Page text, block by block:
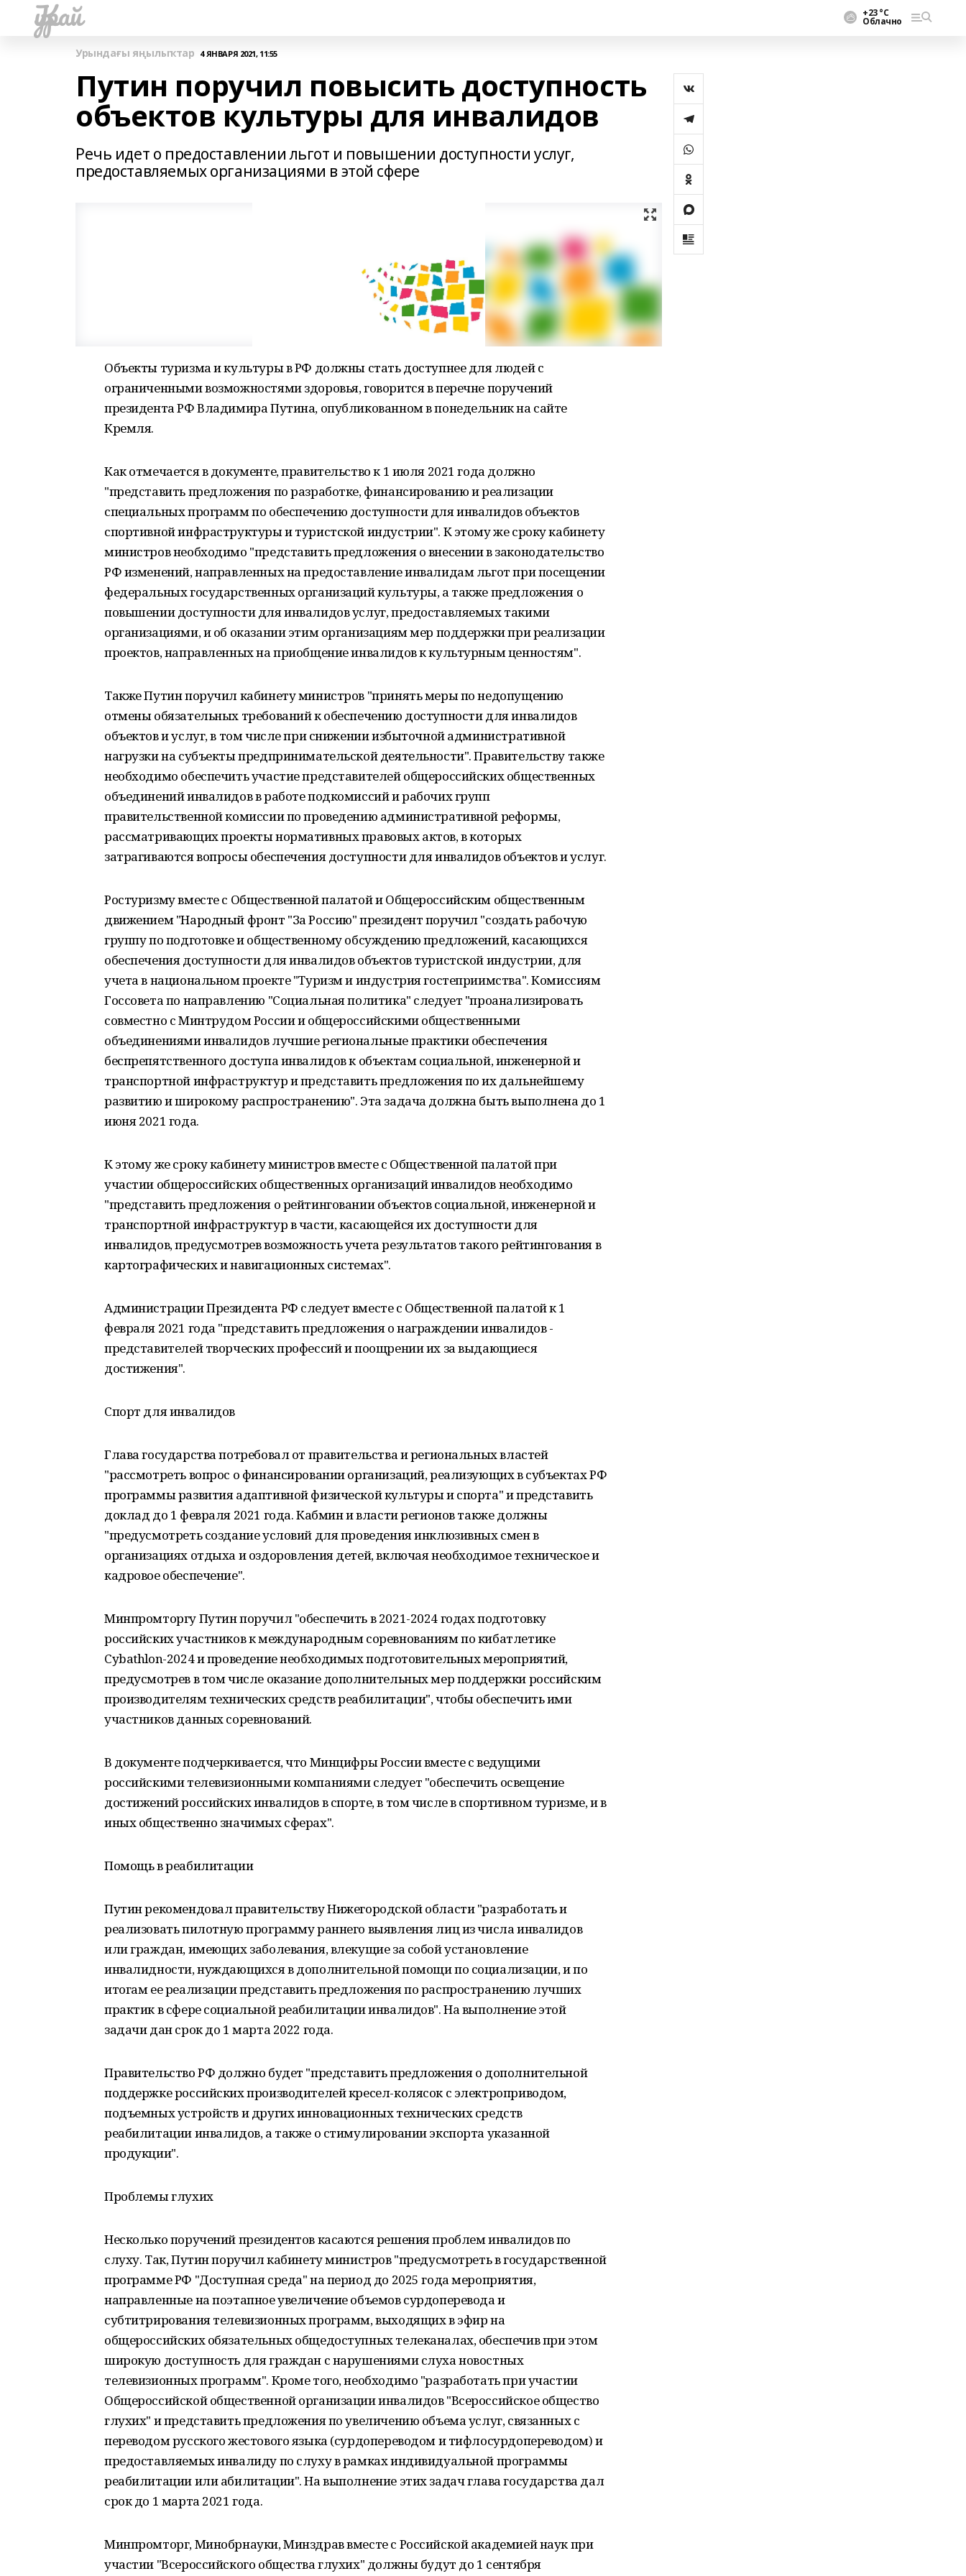
Ҡурай +23 °С
Облачно
Урындағы яңылыҡтар 4 ЯНВАРЯ 2021, 11:55
Путин поручил повысить доступность
объектов культуры для инвалидов
Речь идет о предоставлении льгот и повышении доступности услуг,
предоставляемых организациями в этой сфере
Объекты туризма и культуры в РФ должны стать доступнее для людей с
ограниченными возможностями здоровья, говорится в перечне поручений
президента РФ Владимира Путина, опубликованном в понедельник на сайте
Кремля.
Как отмечается в документе, правительство к 1 июля 2021 года должно
"представить предложения по разработке, финансированию и реализации
специальных программ по обеспечению доступности для инвалидов объектов
спортивной инфраструктуры и туристской индустрии". К этому же сроку кабинету
министров необходимо "представить предложения о внесении в законодательство
РФ изменений, направленных на предоставление инвалидам льгот при посещении
федеральных государственных организаций культуры, а также предложения о
повышении доступности для инвалидов услуг, предоставляемых такими
организациями, и об оказании этим организациям мер поддержки при реализации
проектов, направленных на приобщение инвалидов к культурным ценностям".
Также Путин поручил кабинету министров "принять меры по недопущению
отмены обязательных требований к обеспечению доступности для инвалидов
объектов и услуг, в том числе при снижении избыточной административной
нагрузки на субъекты предпринимательской деятельности". Правительству также
необходимо обеспечить участие представителей общероссийских общественных
объединений инвалидов в работе подкомиссий и рабочих групп
правительственной комиссии по проведению административной реформы,
рассматривающих проекты нормативных правовых актов, в которых
затрагиваются вопросы обеспечения доступности для инвалидов объектов и услуг.
Ростуризму вместе с Общественной палатой и Общероссийским общественным
движением "Народный фронт "За Россию" президент поручил "создать рабочую
группу по подготовке и общественному обсуждению предложений, касающихся
обеспечения доступности для инвалидов объектов туристской индустрии, для
учета в национальном проекте "Туризм и индустрия гостеприимства". Комиссиям
Госсовета по направлению "Социальная политика" следует "проанализировать
совместно с Минтрудом России и общероссийскими общественными
объединениями инвалидов лучшие региональные практики обеспечения
беспрепятственного доступа инвалидов к объектам социальной, инженерной и
транспортной инфраструктур и представить предложения по их дальнейшему
развитию и широкому распространению". Эта задача должна быть выполнена до 1
июня 2021 года.
К этому же сроку кабинету министров вместе с Общественной палатой при
участии общероссийских общественных организаций инвалидов необходимо
"представить предложения о рейтинговании объектов социальной, инженерной и
транспортной инфраструктур в части, касающейся их доступности для
инвалидов, предусмотрев возможность учета результатов такого рейтингования в
картографических и навигационных системах".
Администрации Президента РФ следует вместе с Общественной палатой к 1
февраля 2021 года "представить предложения о награждении инвалидов -
представителей творческих профессий и поощрении их за выдающиеся
достижения".
Спорт для инвалидов
Глава государства потребовал от правительства и региональных властей
"рассмотреть вопрос о финансировании организаций, реализующих в субъектах РФ
программы развития адаптивной физической культуры и спорта" и представить
доклад до 1 февраля 2021 года. Кабмин и власти регионов также должны
"предусмотреть создание условий для проведения инклюзивных смен в
организациях отдыха и оздоровления детей, включая необходимое техническое и
кадровое обеспечение".
Минпромторгу Путин поручил "обеспечить в 2021-2024 годах подготовку
российских участников к международным соревнованиям по кибатлетике
Cybathlon-2024 и проведение необходимых подготовительных мероприятий,
предусмотрев в том числе оказание дополнительных мер поддержки российским
производителям технических средств реабилитации", чтобы обеспечить ими
участников данных соревнований.
В документе подчеркивается, что Минцифры России вместе с ведущими
российскими телевизионными компаниями следует "обеспечить освещение
достижений российских инвалидов в спорте, в том числе в спортивном туризме, и в
иных общественно значимых сферах".
Помощь в реабилитации
Путин рекомендовал правительству Нижегородской области "разработать и
реализовать пилотную программу раннего выявления лиц из числа инвалидов
или граждан, имеющих заболевания, влекущие за собой установление
инвалидности, нуждающихся в дополнительной помощи по социализации, и по
итогам ее реализации представить предложения по распространению лучших
практик в сфере социальной реабилитации инвалидов". На выполнение этой
задачи дан срок до 1 марта 2022 года.
Правительство РФ должно будет "представить предложения о дополнительной
поддержке российских производителей кресел-колясок с электроприводом,
подъемных устройств и других инновационных технических средств
реабилитации инвалидов, а также о стимулировании экспорта указанной
продукции".
Проблемы глухих
Несколько поручений президентов касаются решения проблем инвалидов по
слуху. Так, Путин поручил кабинету министров "предусмотреть в государственной
программе РФ "Доступная среда" на период до 2025 года мероприятия,
направленные на поэтапное увеличение объемов сурдоперевода и
субтитрирования телевизионных программ, выходящих в эфир на
общероссийских обязательных общедоступных телеканалах, обеспечив при этом
широкую доступность для граждан с нарушениями слуха новостных
телевизионных программ". Кроме того, необходимо "разработать при участии
Общероссийской общественной организации инвалидов "Всероссийское общество
глухих" и представить предложения по увеличению объема услуг, связанных с
переводом русского жестового языка (сурдопереводом и тифлосурдопереводом) и
предоставляемых инвалиду по слуху в рамках индивидуальной программы
реабилитации или абилитации". На выполнение этих задач глава государства дал
срок до 1 марта 2021 года.
Минпромторг, Минобрнауки, Минздрав вместе с Российской академией наук при
участии "Всероссийского общества глухих" должны будут до 1 сентября